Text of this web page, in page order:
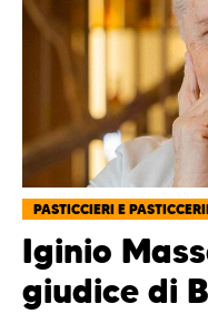
PASTICCIERI E
Iginio
giudice di